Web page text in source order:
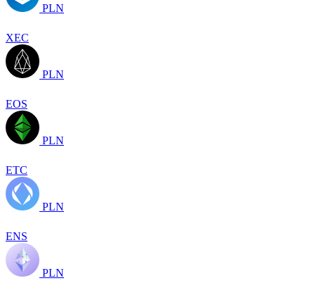
PLN
XEC
PLN
EOS
PLN
ETC
PLN
ENS
PLN